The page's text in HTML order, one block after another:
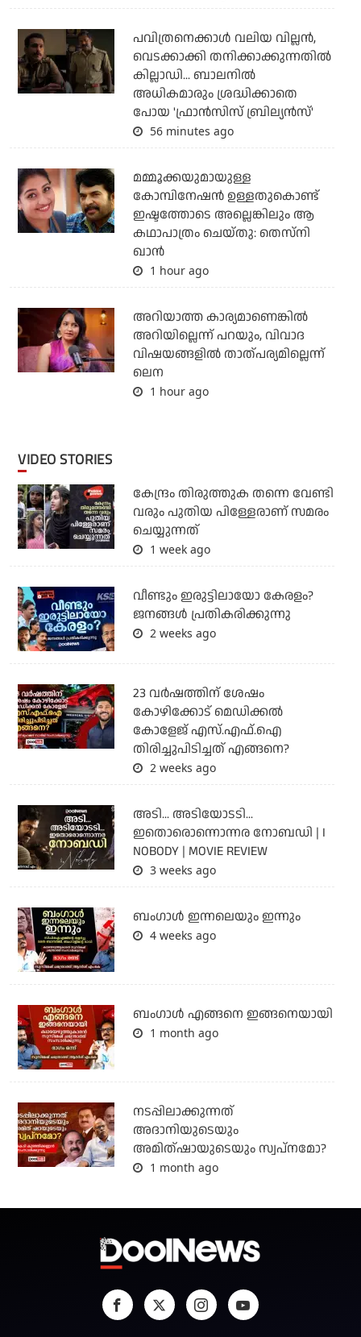
പവിത്രനെക്കാള്‍ വലിയ വില്ലന്‍,
വെടക്കാക്കി തനിക്കാക്കുന്നതില്‍
കില്ലാഡി... ബാലനില്‍
അധികമാരും ശ്രദ്ധിക്കാതെ
പോയ 'ഫ്രാന്‍സിസ് ബ്രില്യന്‍സ്'
56 minutes ago
മമ്മൂക്കയുമായുള്ള
കോമ്പിനേഷൻ ഉള്ളതുകൊണ്ട്
ഇഷ്ടത്തോടെ അല്ലെങ്കിലും ആ
കഥാപാത്രം ചെയ്തു: തെസ്നി
ഖാൻ
1 hour ago
അറിയാത്ത കാര്യമാണെങ്കിൽ
അറിയില്ലെന്ന് പറയും, വിവാദ
വിഷയങ്ങളിൽ താത്പര്യമില്ലെന്ന്
ലെന
1 hour ago
VIDEO STORIES
കേന്ദ്രം തിരുത്തുക തന്നെ വേണ്ടി
വരും പുതിയ പിള്ളേരാണ് സമരം
ചെയ്യുന്നത്
1 week ago
വീണ്ടും ഇരുട്ടിലായോ കേരളം?
ജനങ്ങൾ പ്രതികരിക്കുന്നു
2 weeks ago
23 വർഷത്തിന് ശേഷം
കോഴിക്കോട് മെഡിക്കൽ
കോളേജ് എസ്.എഫ്.ഐ
തിരിച്ചുപിടിച്ചത് എങ്ങനെ?
2 weeks ago
അടി... അടിയോടടി...
ഇതൊരൊന്നൊന്നര നോബഡി | I
NOBODY | MOVIE REVIEW
3 weeks ago
ബംഗാള്‍ ഇന്നലെയും ഇന്നും
4 weeks ago
ബം​ഗാൾ എങ്ങനെ ഇങ്ങനെയായി
1 month ago
നടപ്പിലാക്കുന്നത്
അദാനിയുടെയും
അമിത്ഷായുടെയും സ്വപ്നമോ?
1 month ago